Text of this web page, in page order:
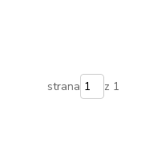
strana z 1